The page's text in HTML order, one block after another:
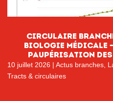
CIRCULAIRE
BIOLOGIE MÉDICALE
PAUPÉRISATION
LABORATOIRES DE
10 juillet 2026 | Actus branches
Tracts & circulaires